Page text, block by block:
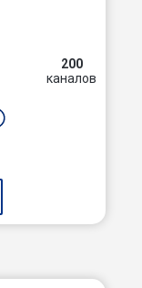
200
каналов